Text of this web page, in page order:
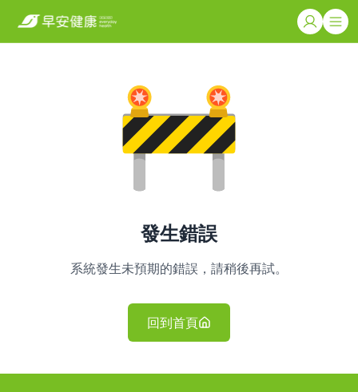
發生錯誤
系統發生未預期的錯誤，請稍後再試。
回到首頁